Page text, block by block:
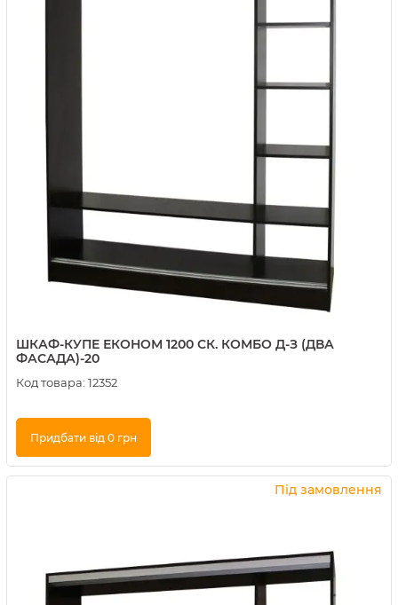
ШКАФ-КУПЕ ЕКОНОМ 1200 СК. КОМБО Д-З (ДВА
ФАСАДА)-20
Код товара: 12352
Придбати від 0 грн
Купити в 1 клік
Під замовлення